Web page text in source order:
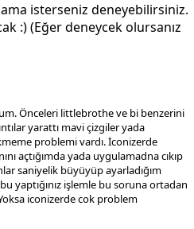
isterseniz deneyebilirsiniz.
:) (Eğer deneycek olursanız
Önceleri littlebrothe ve bi benzerini
yarattı mavi çizgiler yada
problemi vardı. İconizerde
açtığımda yada uygulamadna cıkıp
saniyelik büyüyüp ayarladığım
yaptığınız işlemle bu soruna ortadan
iconizerde cok problem